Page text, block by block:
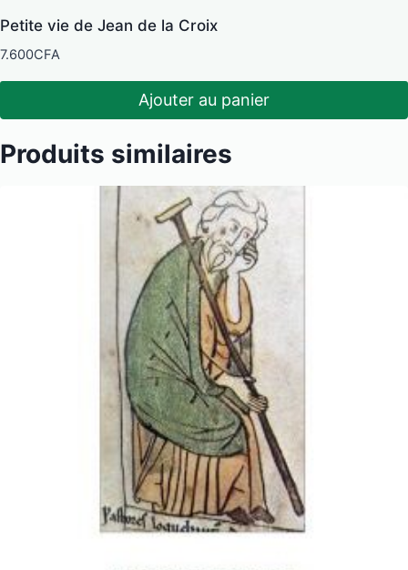
Petite vie de Jean de la Croix
7.600CFA
Ajouter au panier
Produits similaires